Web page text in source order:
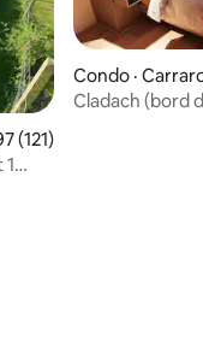
moyenne de 4,97 sur 5,
(121)
Condo ·
Cladach (bord